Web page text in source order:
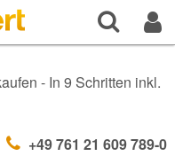
- In 9 Schritten inkl.
+49 761 21 609 789-0